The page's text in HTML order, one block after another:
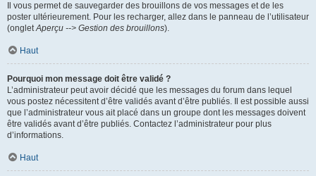
Il vous permet de sauvegarder des brouillons de vos messages et de les
poster ultérieurement. Pour les recharger, allez dans le panneau de l’utilisateur
(ongletAperçu --> Gestion des brouillons).
Haut
Pourquoi mon message doit être validé ?
L’administrateur peut avoir décidé que les messages du forum dans lequel
vous postez nécessitent d’être validés avant d’être publiés. Il est possible aussi
que l’administrateur vous ait placé dans un groupe dont les messages doivent
être validés avant d’être publiés. Contactez l’administrateur pour plus
d’informations.
Haut